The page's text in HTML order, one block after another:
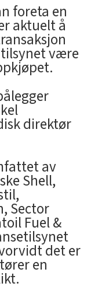
foreta en
aktuelt å
være
direktør
av
Shell,
Sector
Fuel &
det er
en